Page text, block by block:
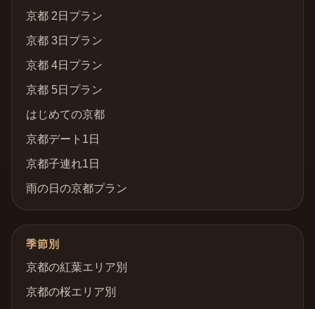
京都 2日プラン
京都 3日プラン
京都 4日プラン
京都 5日プラン
はじめての京都
京都デート1日
京都子連れ1日
雨の日の京都プラン
季節別
京都の紅葉エリア別
京都の桜エリア別